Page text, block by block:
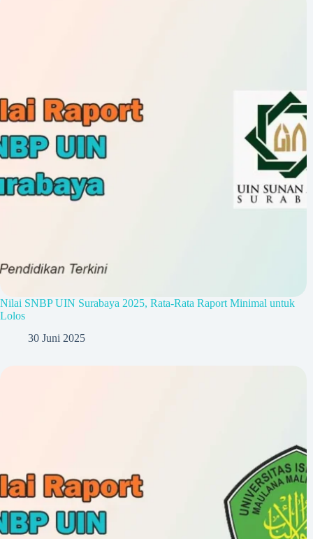
Nilai SNBP UIN Surabaya 2025, Rata-Rata Raport Minimal untuk
Lolos
30 Juni 2025